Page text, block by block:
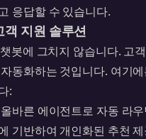
응답할 수 있습니다.
객 지원 솔루션
봇에 그치지 않습니다. 고
동화하는 것입니다. 여기
:
바른 에이전트로 자동 라
기반하여 개인화된 추천 제